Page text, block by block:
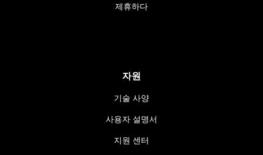
제휴하다
자원
기술 사양
사용자 설명서
지원 센터